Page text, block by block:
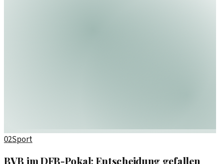
02Sport
BVB im DFB-Pokal: Entscheidung gefallen